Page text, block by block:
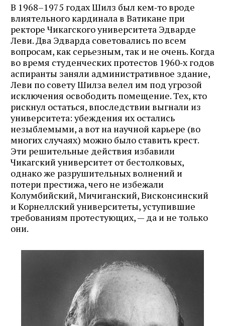
В 1968–1975 годах Шилз был кем‑то вроде
влиятельного кардинала в Ватикане при
ректоре Чикагского университета Эдварде
Леви. Два Эдварда советовались по всем
вопросам, как серьезным, так и не очень. Когда
во время студенческих протестов 1960‑х годов
аспиранты заняли административное здание,
Леви по совету Шилза велел им под угрозой
исключения освободить помещение. Тех, кто
рискнул остаться, впоследствии выгнали из
университета: убеждения их остались
незыблемыми, а вот на научной карьере (во
многих случаях) можно было ставить крест.
Эти решительные действия избавили
Чикагский университет от бестолковых,
однако же разрушительных волнений и
потери престижа, чего не избежали
Колумбийский, Мичиганский, Висконсинский
и Корнеллский университеты, уступившие
требованиям протестующих, — да и не только
они.